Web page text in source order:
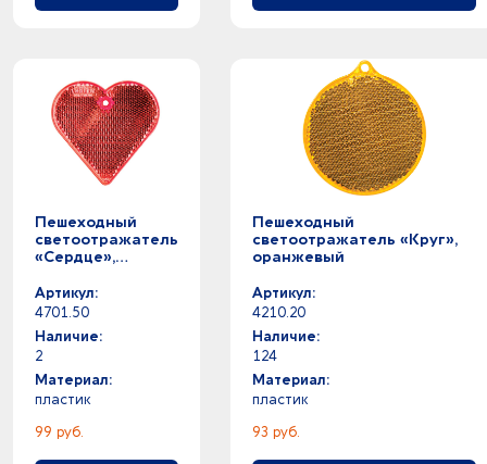
Пешеходный
светоотражатель
«Сердце»,
Артикул:
4701.50
Наличие:
2
Материал:
пластик
99 руб.
Пешеходный
светоотражатель «Круг»,
оранжевый
Артикул:
4210.20
Наличие:
124
Материал:
пластик
93 руб.